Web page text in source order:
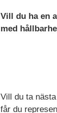
Vill du ha en
med
Vill du ta
får du